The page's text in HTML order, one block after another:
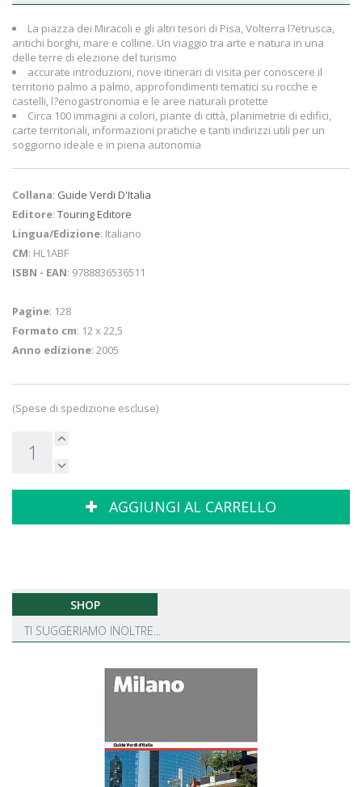
La piazza dei Miracoli e gli altri tesori di Pisa, Volterra l?etrusca,
antichi borghi, mare e colline. Un viaggio tra arte e natura in una
delle terre di elezione del turismo
accurate introduzioni, nove itinerari di visita per conoscere il
territorio palmo a palmo, approfondimenti tematici su rocche e
castelli, l?enogastronomia e le aree naturali protette
Circa 100 immagini a colori, piante di città, planimetrie di edifici,
carte territoriali, informazioni pratiche e tanti indirizzi utili per un
soggiorno ideale e in piena autonomia
Collana: Guide Verdi D'Italia
Editore: Touring Editore
Lingua/Edizione: Italiano
CM: HL1ABF
ISBN - EAN: 9788836536511
Pagine: 128
Formato cm: 12 x 22,5
Anno edizione: 2005
(Spese di spedizione escluse)
AGGIUNGI AL CARRELLO
SHOP
TI SUGGERIAMO INOLTRE...